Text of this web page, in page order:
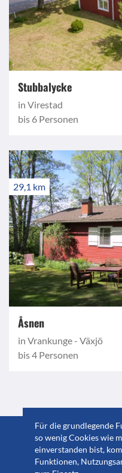
Für die grundlegende
so wenig Cookies wie
einverstanden bist,
Funktionen,
Stubbalycke
in Virestad
bis 6 Personen
29,1 km
Åsnen
in Vrankunge - Växjö
bis 4 Personen
© 2023
Impressum &